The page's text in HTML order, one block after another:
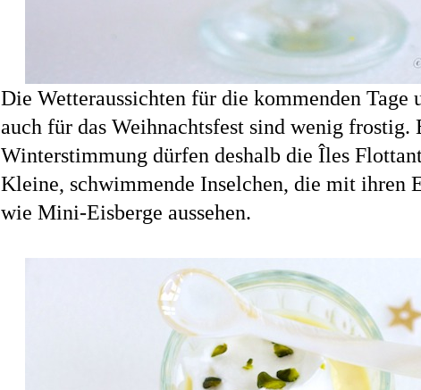
Die Wetteraussichten für die kommenden Tage
auch für das Weihnachtsfest sind wenig frostig.
Winterstimmung dürfen deshalb die Îles
Kleine, schwimmende Inselchen, die mit ihren
wie Mini-Eisberge aussehen.